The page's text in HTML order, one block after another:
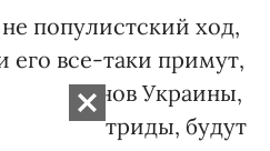
популистский ход,
его все-таки примут,
регионов Украины,
бипатриды, будут